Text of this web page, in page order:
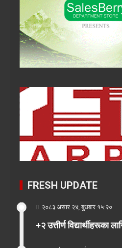
FRESH UPDATE
२०८३ असार २४, बुधबार १५:२०
+२ उत्तीर्ण विद्यार्थीहरूका